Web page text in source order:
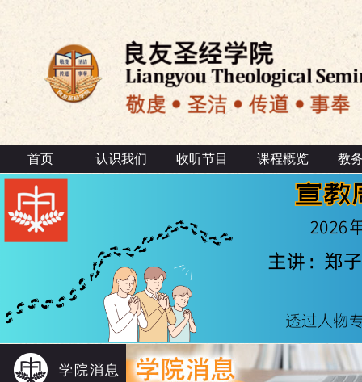
首页 认识我们 收听节目 课程概览 教
学院消息